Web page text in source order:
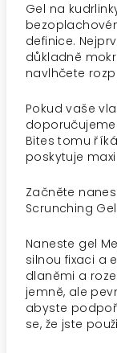
Gel na
definice.
důkladně
navlhčete
Pokud vaše
Bites tomu
poskytuje
Začněte
Scrunching
Naneste gel
silnou fixaci a
dlaněmi a
jemně, ale
abyste
se, že jste